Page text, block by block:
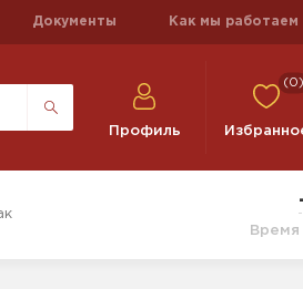
Документы Как мы работаем
Профиль
(0)